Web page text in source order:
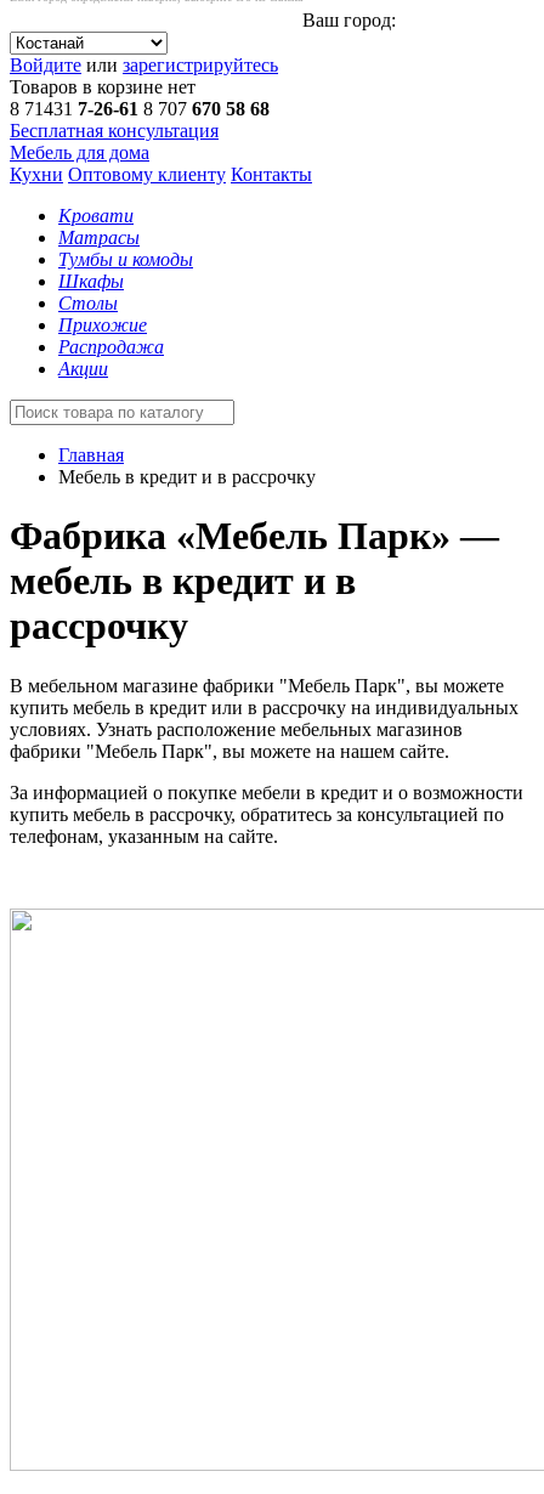
Ваш город:
Войдите или зарегистрируйтесь
Товаров в корзине нет
8 71431 7-26-61 8 707 670 58 68
Бесплатная консультация
Мебель для дома
Кухни Оптовому клиенту Контакты
Кровати
Матрасы
Тумбы и комоды
Шкафы
Столы
Прихожие
Распродажа
Акции
Главная
Мебель в кредит и в рассрочку
Фабрика «Мебель Парк» —
мебель в кредит и в
рассрочку
В мебельном магазине фабрики "Мебель Парк", вы можете
купить мебель в кредит или в рассрочку на индивидуальных
условиях. Узнать расположение мебельных магазинов
фабрики "Мебель Парк", вы можете на нашем сайте.
За информацией о покупке мебели в кредит и о возможности
купить мебель в рассрочку, обратитесь за консультацией по
телефонам, указанным на сайте.